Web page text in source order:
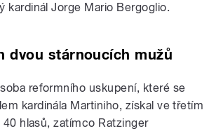
kardinál Jorge Mario Bergoglio.
dvou stárnoucích mužů
reformního uskupení, které se
kardinála Martiniho, získal ve třetím
hlasů, zatímco Ratzinger